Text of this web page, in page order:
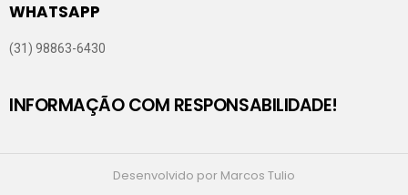
WHATSAPP
(31) 98863-6430
INFORMAÇÃO COM RESPONSABILIDADE!
Desenvolvido por Marcos Tulio